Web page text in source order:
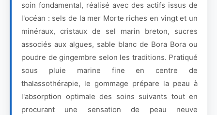
soin fondamental, réalisé avec des actifs issus de
l'océan : sels de la mer Morte riches en vingt et un
minéraux, cristaux de sel marin breton, sucres
associés aux algues, sable blanc de Bora Bora ou
poudre de gingembre selon les traditions. Pratiqué
sous pluie marine fine en centre de
thalassothérapie, le gommage prépare la peau à
l'absorption optimale des soins suivants tout en
procurant une sensation de peau neuve